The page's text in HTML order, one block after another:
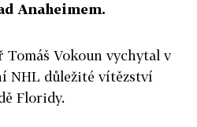
Anaheimem.
Tomáš Vokoun vychytal v
NHL důležité vítězství
Floridy.